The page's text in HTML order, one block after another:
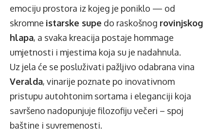
emociju prostora iz kojeg je poniklo — od
skromne istarske supe do raskošnog rovinjskog
hlapa, a svaka kreacija postaje hommage
umjetnosti i mjestima koja su je nadahnula.
Uz jela će se posluživati pažljivo odabrana vina
Veralda, vinarije poznate po inovativnom
pristupu autohtonim sortama i eleganciji koja
savršeno nadopunjuje filozofiju večeri – spoj
baštine i suvremenosti.